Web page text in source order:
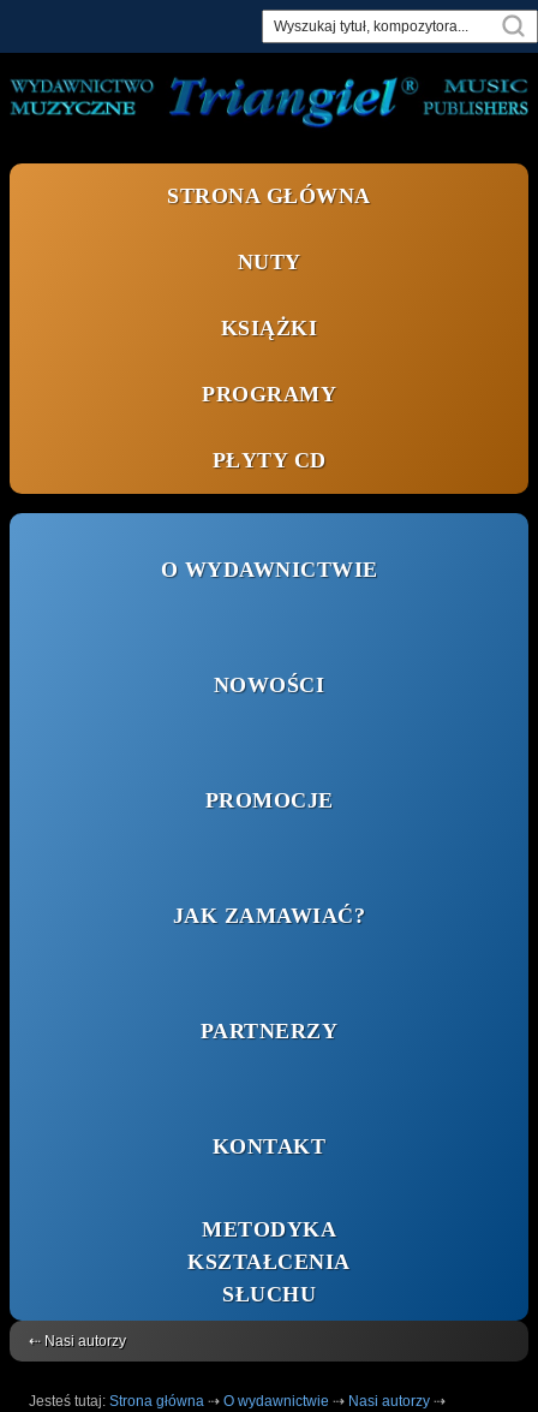
content
STRONA GŁÓWNA
NUTY
KSIĄŻKI
PROGRAMY
PŁYTY CD
O WYDAWNICTWIE
NOWOŚCI
PROMOCJE
JAK ZAMAWIAĆ?
PARTNERZY
KONTAKT
METODYKA
KSZTAŁCENIA
SŁUCHU
⇠ Nasi autorzy
Jesteś tutaj: Strona główna ⇢ O wydawnictwie ⇢ Nasi autorzy ⇢